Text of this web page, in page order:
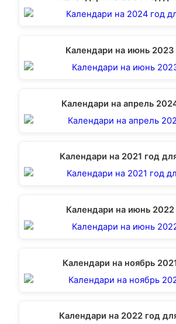
Календари на июнь 2023
Календари на апрель
Календари на 2021 год
Календари на июнь 2022
Календари на ноябрь
Календари на 2022 год